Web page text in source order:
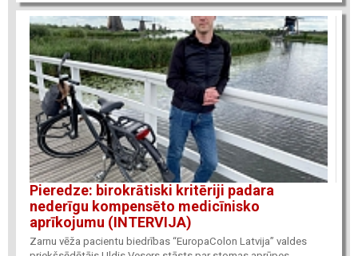
Pieredze: birokrātiski kritēriji padara
nederīgu kompensēto medicīnisko
aprīkojumu (INTERVIJA)
Zarnu vēža pacientu biedrības “EuropaColon Latvija” valdes